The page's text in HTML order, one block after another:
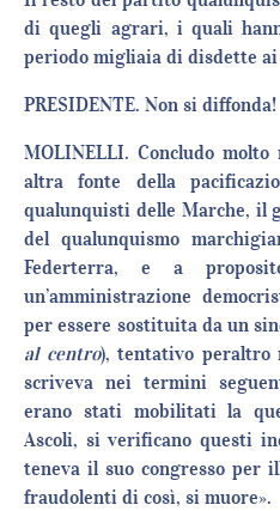
di quegli agrari, i quali
periodo migliaia di disdette
PRESIDENTE. Non si diffonda!
MOLINELLI. Concludo
altra fonte della
qualunquisti delle Marche, il
del qualunquismo
Federterra, e a
un’amministrazione
per essere sostituita da un
al centro), tentativo peraltro
scriveva nei termini
erano stati mobilitati la
Ascoli, si verificano questi
teneva il suo congresso
fraudolenti di così, si muore».